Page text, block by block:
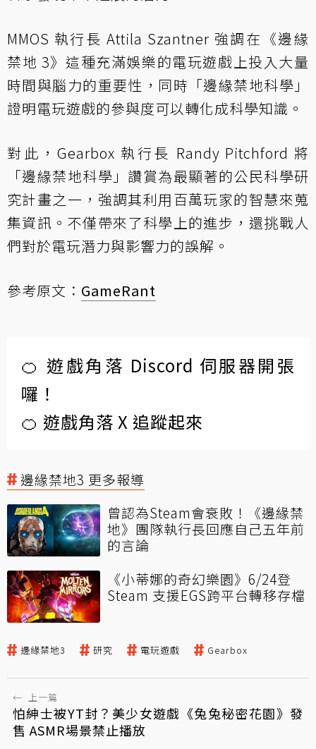
MMOS 執行長 Attila Szantner 強調在《邊緣
禁地 3》這種充滿娛樂的電玩遊戲上投入大量
時間與腦力的重要性，同時「邊緣禁地科學」
證明電玩遊戲的參與度可以轉化成科學知識。
對此，Gearbox 執行長 Randy Pitchford 將
「邊緣禁地科學」讚賞為最顯著的公民科學研
究計畫之一，強調其利用百萬玩家的智慧來蒐
集資訊。不僅帶來了科學上的進步，還挑戰人
們對於電玩潛力與影響力的誤解。
參考原文： GameRant
🍊 遊戲角落 Discord 伺服器開張
囉！
🍊 遊戲角落 X 追蹤起來
邊緣禁地3 更多報導
曾認為Steam會衰敗！《邊緣禁
地》團隊執行長回應自己五年前
的言論
《小蒂娜的奇幻樂園》6/24登
Steam 支援EGS跨平台轉移存檔
邊緣禁地3 研究 電玩遊戲 Gearbox
← 上一篇
怕紳士被YT封？美少女遊戲《兔兔秘密花園》發
售 ASMR場景禁止播放